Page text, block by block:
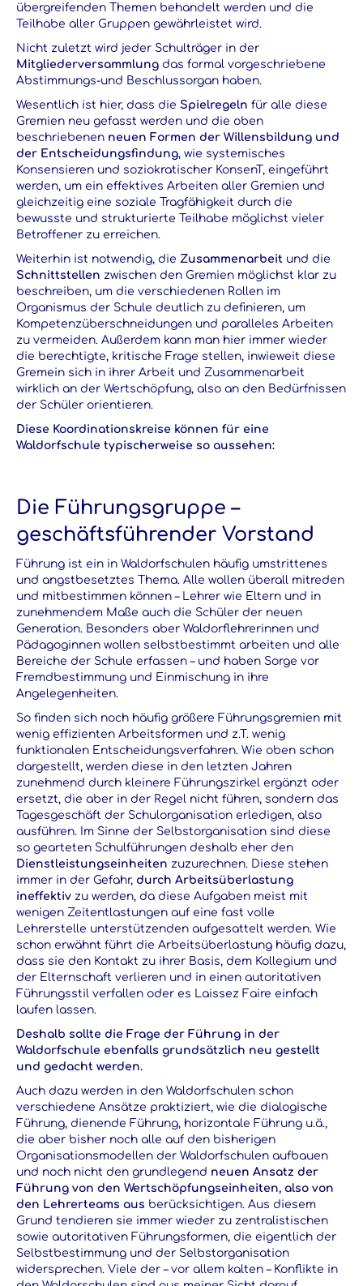
übergreifenden Themen behandelt werden und die
Teilhabe aller Gruppen gewährleistet wird.
Nicht zuletzt wird jeder Schulträger in der
Mitgliederversammlung das formal vorgeschriebene
Abstimmungs-und Beschlussorgan haben.
Wesentlich ist hier, dass die Spielregeln für alle diese
Gremien neu gefasst werden und die oben
beschriebenen neuen Formen der Willensbildung und
der Entscheidungsfindung, wie systemisches
Konsensieren und soziokratischer KonsenT, eingeführt
werden, um ein effektives Arbeiten aller Gremien und
gleichzeitig eine soziale Tragfähigkeit durch die
bewusste und strukturierte Teilhabe möglichst vieler
Betroffener zu erreichen.
Weiterhin ist notwendig, die Zusammenarbeit und die
Schnittstellen zwischen den Gremien möglichst klar zu
beschreiben, um die verschiedenen Rollen im
Organismus der Schule deutlich zu definieren, um
Kompetenzüberschneidungen und paralleles Arbeiten
zu vermeiden. Außerdem kann man hier immer wieder
die berechtigte, kritische Frage stellen, inwieweit diese
Gremein sich in ihrer Arbeit und Zusammenarbeit
wirklich an der Wertschöpfung, also an den Bedürfnissen
der Schüler orientieren.
Diese Koordinationskreise können für eine
Waldorfschule typischerweise so aussehen:
Die Führungsgruppe –
geschäftsführender Vorstand
Führung ist ein in Waldorfschulen häufig umstrittenes
und angstbesetztes Thema. Alle wollen überall mitreden
und mitbestimmen können – Lehrer wie Eltern und in
zunehmendem Maße auch die Schüler der neuen
Generation. Besonders aber Waldorflehrerinnen und
Pädagoginnen wollen selbstbestimmt arbeiten und alle
Bereiche der Schule erfassen – und haben Sorge vor
Fremdbestimmung und Einmischung in ihre
Angelegenheiten.
So finden sich noch häufig größere Führungsgremien mit
wenig effizienten Arbeitsformen und z.T. wenig
funktionalen Entscheidungsverfahren. Wie oben schon
dargestellt, werden diese in den letzten Jahren
zunehmend durch kleinere Führungszirkel ergänzt oder
ersetzt, die aber in der Regel nicht führen, sondern das
Tagesgeschäft der Schulorganisation erledigen, also
ausführen. Im Sinne der Selbstorganisation sind diese
so gearteten Schulführungen deshalb eher den
Dienstleistungseinheiten zuzurechnen. Diese stehen
immer in der Gefahr, durch Arbeitsüberlastung
ineffektiv zu werden, da diese Aufgaben meist mit
wenigen Zeitentlastungen auf eine fast volle
Lehrerstelle unterstützenden aufgesattelt werden. Wie
schon erwähnt führt die Arbeitsüberlastung häufig dazu,
dass sie den Kontakt zu ihrer Basis, dem Kollegium und
der Elternschaft verlieren und in einen autoritativen
Führungsstil verfallen oder es Laissez Faire einfach
laufen lassen.
Deshalb sollte die Frage der Führung in der
Waldorfschule ebenfalls grundsätzlich neu gestellt
und gedacht werden.
Auch dazu werden in den Waldorfschulen schon
verschiedene Ansätze praktiziert, wie die dialogische
Führung, dienende Führung, horizontale Führung u.ä.,
die aber bisher noch alle auf den bisherigen
Organisationsmodellen der Waldorfschulen aufbauen
und noch nicht den grundlegend neuen Ansatz der
Führung von den Wertschöpfungseinheiten, also von
den Lehrerteams aus berücksichtigen. Aus diesem
Grund tendieren sie immer wieder zu zentralistischen
sowie autoritativen Führungsformen, die eigentlich der
Selbstbestimmung und der Selbstorganisation
widersprechen. Viele der – vor allem kalten – Konflikte in